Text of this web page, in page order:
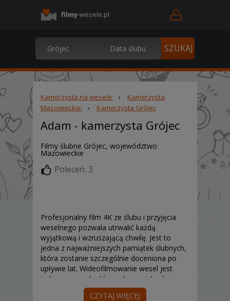
filmy-wesele.pl
Kamerzysta na wesele ›
Kamerzysta
Mazowieckie
› Kamerzysta Grójec
Adam - kamerzysta Grójec
Filmy ślubne Grójec, województwo
Mazowieckie
Poleceń: 3
Profesjonalny film 4K ze ślubu i przyjęcia
weselnego pozwala utrwalić każdą
wyjątkową i wzruszającą chwilę. Jest to
jedna z najważniejszych pamiątek ślubnych,
która zostanie szczególnie doceniona po
upływie lat. Wideofilmowanie wesel jest
jedną z naszych głównych specjalności, przy
której uwalniamy kreatywność.
CZYTAJ WIĘCEJ